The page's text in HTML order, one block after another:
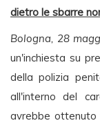
dietro le sbarre
Bologna, 28
un'inchiesta su
della polizia
all'interno del
avrebbe ottenuto